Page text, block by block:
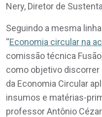
Nery, Diretor de
Seguindo a mesma
“Economia circular na
comissão técnica
como objetivo
da Economia Circular
insumos e matérias-
professor Antônio Cézar